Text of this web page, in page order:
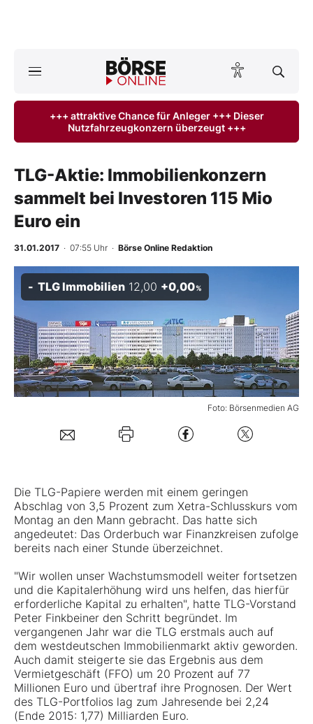
Anlageprodukte
Finanz-Check
Abo & Shop
Experten
Mein B:O
Mein Konto
Folgen Sie uns
+++ attraktive Chance für Anleger +++ Dieser
Nutzfahrzeugkonzern überzeugt +++
TLG-Aktie: Immobilienkonzern
sammelt bei Investoren 115 Mio
Euro ein
31.01.2017 · 07:55 Uhr · Börse Online Redaktion
Foto: Börsenmedien AG
TLG Immobilien 12,00 +0,00%
Die TLG-Papiere werden mit einem geringen
Abschlag von 3,5 Prozent zum Xetra-Schlusskurs vom
Montag an den Mann gebracht. Das hatte sich
angedeutet: Das Orderbuch war Finanzkreisen zufolge
bereits nach einer Stunde überzeichnet.
"Wir wollen unser Wachstumsmodell weiter fortsetzen
und die Kapitalerhöhung wird uns helfen, das hierfür
erforderliche Kapital zu erhalten", hatte TLG-Vorstand
Peter Finkbeiner den Schritt begründet. Im
vergangenen Jahr war die TLG erstmals auch auf
dem westdeutschen Immobilienmarkt aktiv geworden.
Auch damit steigerte sie das Ergebnis aus dem
Vermietgeschäft (FFO) um 20 Prozent auf 77
Millionen Euro und übertraf ihre Prognosen. Der Wert
des TLG-Portfolios lag zum Jahresende bei 2,24
(Ende 2015: 1,77) Milliarden Euro.